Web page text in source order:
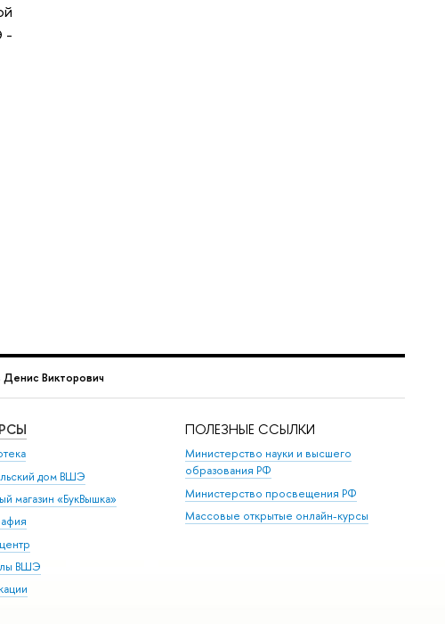
-
Денис Викторович
дом ВШЭ
магазин «БукВышка»
ВШЭ
ПОЛЕЗНЫЕ ССЫЛКИ
Министерство науки и высшего
образования РФ
Министерство просвещения РФ
Массовые открытые онлайн-курсы